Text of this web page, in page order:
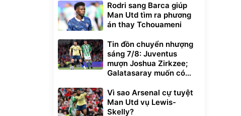
Rodri sang Barca giúp
Man Utd tìm ra phương
án thay Tchouameni
Tin đồn chuyển nhượng
sáng 7/8: Juventus
mượn Joshua Zirkzee;
Galatasaray muốn có
Vì sao Arsenal cự tuyệt
Man Utd vụ Lewis-
Skelly?